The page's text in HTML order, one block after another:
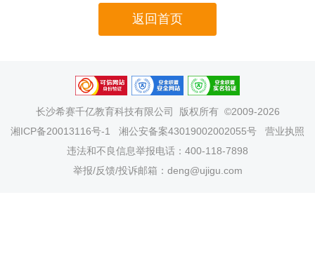
返回首页
长沙希赛千亿教育科技有限公司
版权所有 ©2009-2026
湘ICP备20013116号-1
湘公安备案43019002002055号
营业执照
违法和不良信息举报电话：400-118-7898
举报/反馈/投诉邮箱：deng@ujigu.com